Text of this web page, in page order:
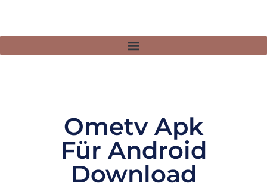
Ometv Apk
Für Android
Download